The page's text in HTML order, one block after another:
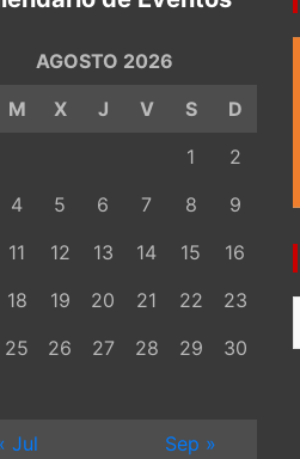
AGOSTO 2026
M X J V S
D
1
2
4 5 6 7 8
9
11 12 13 14 15
16
18 19 20 21 22
23
25 26 27 28 29
30
Jul
Sep »